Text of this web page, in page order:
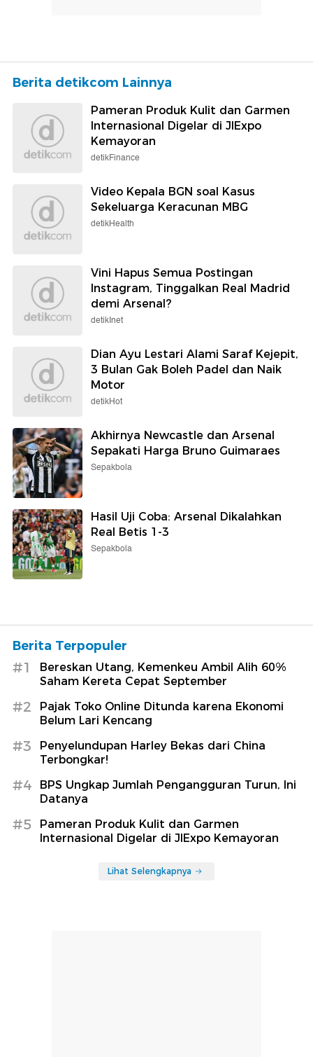
Berita detikcom Lainnya
Pameran Produk Kulit dan Garmen
Internasional Digelar di JIExpo
Kemayoran
detikFinance
Video Kepala BGN soal Kasus
Sekeluarga Keracunan MBG
detikHealth
Vini Hapus Semua Postingan
Instagram, Tinggalkan Real Madrid
demi Arsenal?
detikInet
Dian Ayu Lestari Alami Saraf Kejepit,
3 Bulan Gak Boleh Padel dan Naik
Motor
detikHot
Akhirnya Newcastle dan Arsenal
Sepakati Harga Bruno Guimaraes
Sepakbola
Hasil Uji Coba: Arsenal Dikalahkan
Real Betis 1-3
Sepakbola
Berita Terpopuler
#1
Bereskan Utang, Kemenkeu Ambil Alih 60%
Saham Kereta Cepat September
#2
Pajak Toko Online Ditunda karena Ekonomi
Belum Lari Kencang
#3
Penyelundupan Harley Bekas dari China
Terbongkar!
#4
BPS Ungkap Jumlah Pengangguran Turun, Ini
Datanya
#5
Pameran Produk Kulit dan Garmen
Internasional Digelar di JIExpo Kemayoran
Lihat Selengkapnya